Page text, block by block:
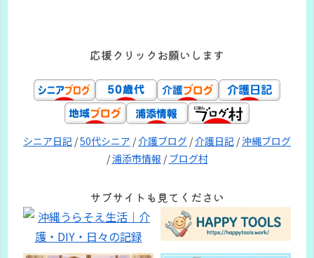
応援クリックお願いします
シニア日記 /50代シニア /介護ブログ /介護日記 /沖縄ブログ
/浦添市情報 /ブログ村
サブサイトも見てください